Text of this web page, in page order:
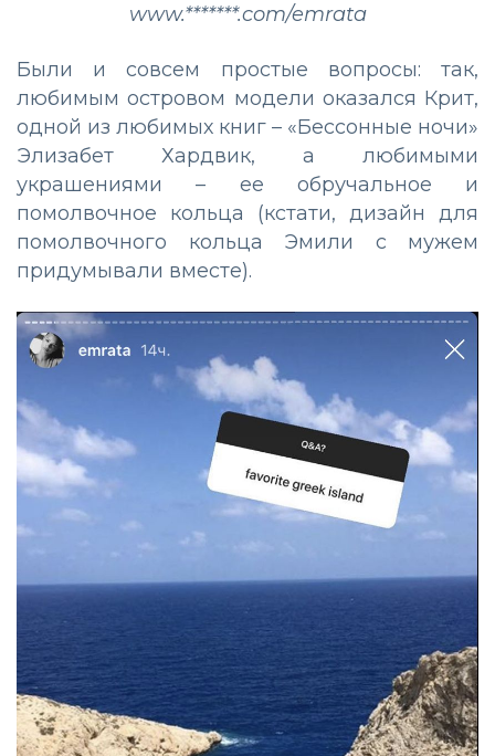
www.*******.com/emrata
Были и совсем простые вопросы: так,
любимым островом модели оказался Крит,
одной из любимых книг – «Бессонные ночи»
Элизабет Хардвик, а любимыми
украшениями – ее обручальное и
помолвочное кольца (кстати, дизайн для
помолвочного кольца Эмили с мужем
придумывали вместе).